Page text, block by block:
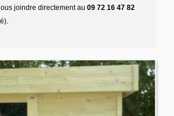
joindre directement au 09 72 16 47 82